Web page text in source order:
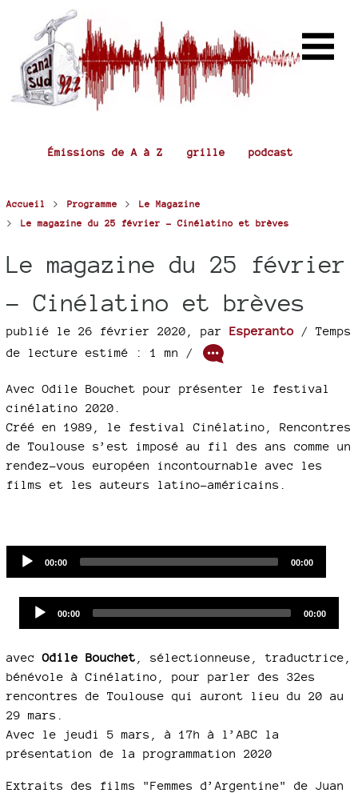
Émissions de A à Z grille podcast
Accueil > Programme > Le Magazine
> Le magazine du 25 février - Cinélatino et brèves
Le magazine du 25 février
- Cinélatino et brèves
publié le 26 février 2020 par Esperanto / Temps
de lecture estimé : 1 mn /
Avec Odile Bouchet pour présenter le festival
cinélatino 2020.
Créé en 1989, le festival Cinélatino, Rencontres
de Toulouse s’est imposé au fil des ans comme un
rendez-vous européen incontournable avec les
films et les auteurs latino-américains.
Current
00:00
Total
00:00
Current
00:00
Total
00:00
avecOdile Bouchet , sélectionneuse, traductrice,
bénévole à Cinélatino, pour parler des 32es
rencontres de Toulouse qui auront lieu du 20 au
29 mars.
Avec le jeudi 5 mars, à 17h à l’ABC la
présentation de la programmation 2020
Extraits des films "Femmes d’Argentine" de Juan